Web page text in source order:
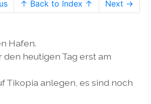
↑ Back to Index ↑ Next →
Hafen.
heutigen Tag erst am
Tikopia anlegen, es sind noch